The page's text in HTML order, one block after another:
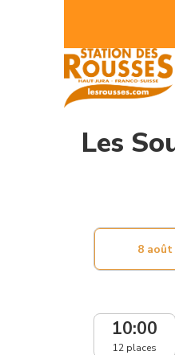
Les
8 août
10:00
12 places